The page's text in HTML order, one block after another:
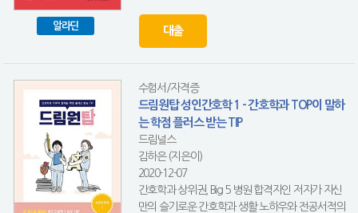
알라딘 대출
수험서/자격증
드림원탑 성인간호학 1 - 간호학과 TOP이 말하
는 학점 플러스 받는 TIP
드림널스
김하은 (지은이)
2020-12-07
간호학과 상위권, Big 5 병원 합격자인 저자가 자신
만의 슬기로운 간호학과 생활 노하우와 전공서적의